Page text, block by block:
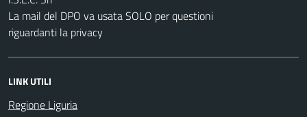
La mail del DPO va usata SOLO per questioni
riguardanti la privacy
LINK UTILI
Regione Liguria